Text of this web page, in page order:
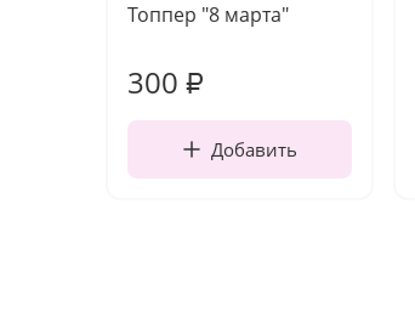
Топпер "8 марта"
300 ₽
Добавить